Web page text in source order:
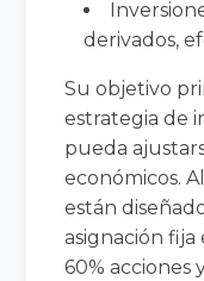
derivados,
Su objetivo
estrategia de
pueda
económicos.
están
asignación
60% acciones